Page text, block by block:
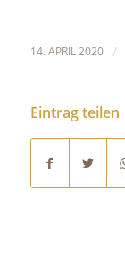
14. APRIL 2020 /
Eintrag teilen